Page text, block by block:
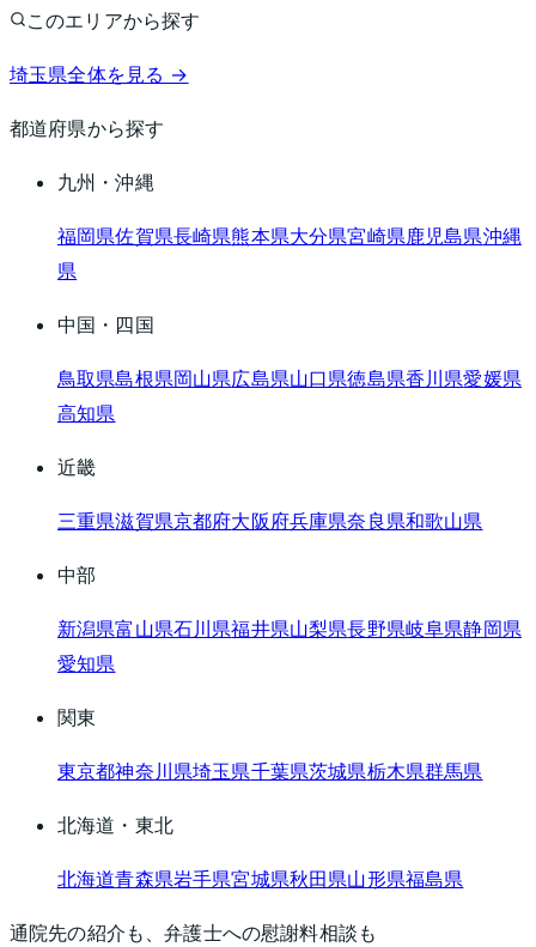
このエリアから探す
埼玉県全体を見る →
都道府県から探す
九州・沖縄
福岡県佐賀県長崎県熊本県大分県宮崎県鹿児島県沖縄
県
中国・四国
鳥取県島根県岡山県広島県山口県徳島県香川県愛媛県
高知県
近畿
三重県滋賀県京都府大阪府兵庫県奈良県和歌山県
中部
新潟県富山県石川県福井県山梨県長野県岐阜県静岡県
愛知県
関東
東京都神奈川県埼玉県千葉県茨城県栃木県群馬県
北海道・東北
北海道青森県岩手県宮城県秋田県山形県福島県
通院先の紹介も、弁護士への慰謝料相談も